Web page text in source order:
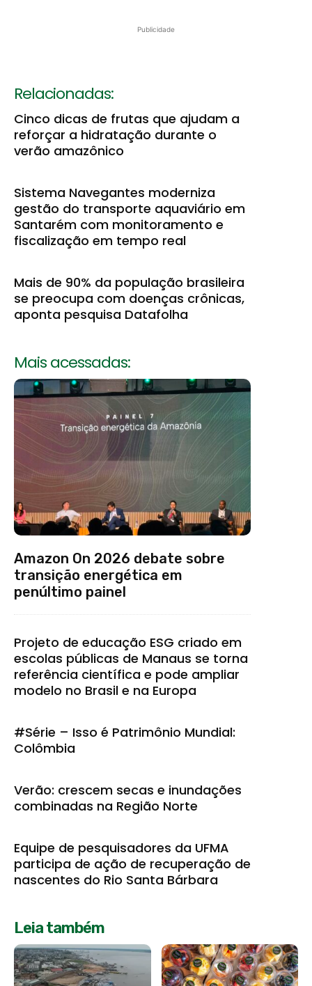
Publicidade
Relacionadas:
Cinco dicas de frutas que ajudam a
reforçar a hidratação durante o
verão amazônico
Sistema Navegantes moderniza
gestão do transporte aquaviário em
Santarém com monitoramento e
fiscalização em tempo real
Mais de 90% da população brasileira
se preocupa com doenças crônicas,
aponta pesquisa Datafolha
Mais acessadas:
Amazon On 2026 debate sobre
transição energética em
penúltimo painel
Projeto de educação ESG criado em
escolas públicas de Manaus se torna
referência científica e pode ampliar
modelo no Brasil e na Europa
#Série – Isso é Patrimônio Mundial:
Colômbia
Verão: crescem secas e inundações
combinadas na Região Norte
Equipe de pesquisadores da UFMA
participa de ação de recuperação de
nascentes do Rio Santa Bárbara
Leia também